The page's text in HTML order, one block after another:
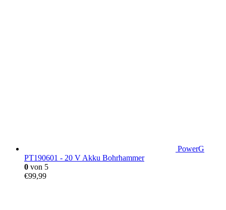
PowerG
PT190601 - 20 V Akku Bohrhammer
0 von 5
€99,99